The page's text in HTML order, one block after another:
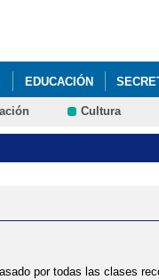
EDUCACIÓN
Cultura
por todas las clases